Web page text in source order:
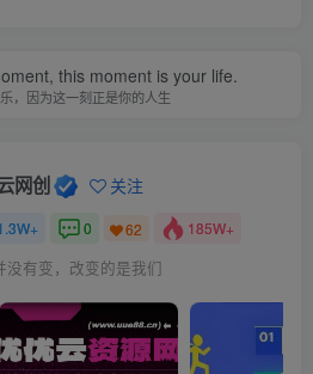
this moment is your life.
，因为这一刻正是你的人生
网创 关注
0 62 185W+
没有变，改变的是我们